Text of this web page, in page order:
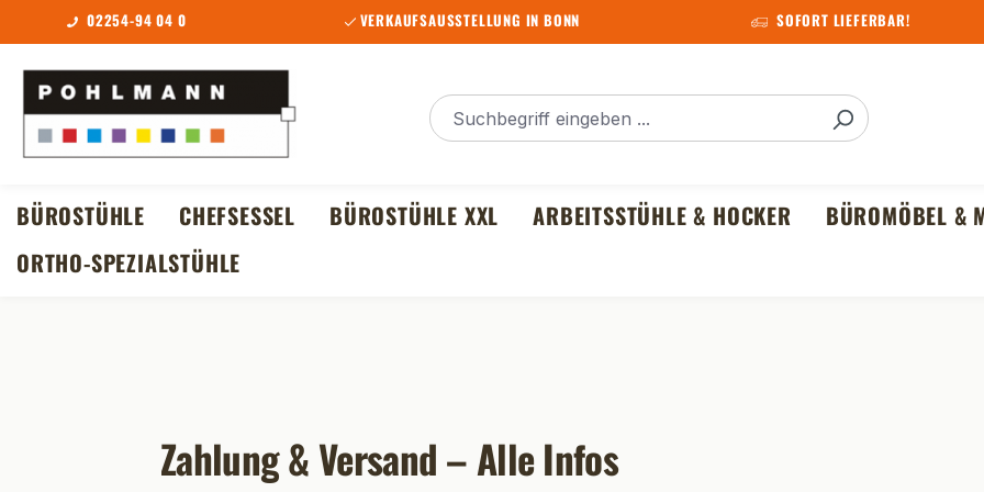
Hauptinhalt springen
Zur Suche springen
Zur Hauptnavigation springen
02254-94 04 0 VERKAUFSAUSSTELLUNG IN BONN SOFORT LIEFERBAR!
BÜROSTÜHLE CHEFSESSEL BÜROSTÜHLE XXL ARBEITSSTÜHLE & HOCKER BÜROMÖBEL &
ORTHO-SPEZIALSTÜHLE
Zahlung & Versand – Alle Infos